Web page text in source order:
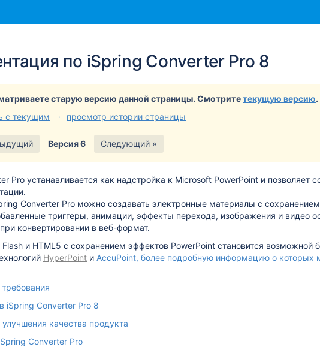
по iSpring Converter Pro 8
старую версию данной страницы. Смотритетекущую версию.
с текущим
просмотр истории страницы
Версия 6 Следующий »
Pro устанавливается как надстройка к Microsoft PowerPoint и позволяет
Converter Pro можно создавать электронные материалы с
триггеры, анимации, эффекты перехода, изображения и видео
конвертировании в веб-формат.
Flash и HTML5 с сохранением эффектов PowerPoint становится возможной
HyperPoint и AccuPoint, более подробную информацию о которых
iSpring Converter Pro 8
качества продукта
Converter Pro